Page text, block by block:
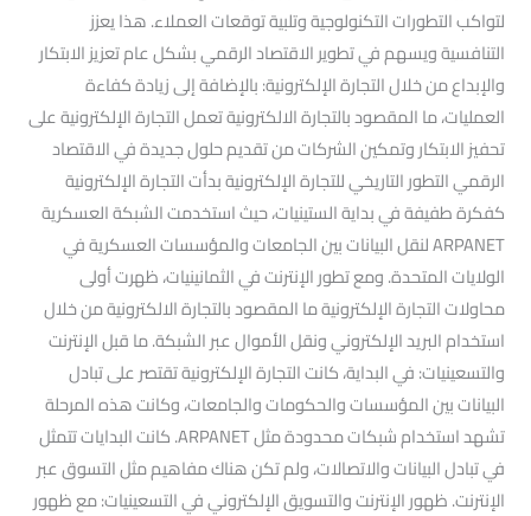
لتواكب التطورات التكنولوجية وتلبية توقعات العملاء. هذا يعزز
التنافسية ويسهم في تطوير الاقتصاد الرقمي بشكل عام تعزيز الابتكار
والإبداع من خلال التجارة الإلكترونية: بالإضافة إلى زيادة كفاءة
العمليات، ما المقصود بالتجارة الالكترونية تعمل التجارة الإلكترونية على
تحفيز الابتكار وتمكين الشركات من تقديم حلول جديدة في الاقتصاد
الرقمي التطور التاريخي للتجارة الإلكترونية بدأت التجارة الإلكترونية
كفكرة طفيفة في بداية الستينيات، حيث استخدمت الشبكة العسكرية
ARPANET لنقل البيانات بين الجامعات والمؤسسات العسكرية في
الولايات المتحدة. ومع تطور الإنترنت في الثمانينيات، ظهرت أولى
محاولات التجارة الإلكترونية ما المقصود بالتجارة الالكترونية من خلال
استخدام البريد الإلكتروني ونقل الأموال عبر الشبكة. ما قبل الإنترنت
والتسعينيات: في البداية، كانت التجارة الإلكترونية تقتصر على تبادل
البيانات بين المؤسسات والحكومات والجامعات، وكانت هذه المرحلة
تشهد استخدام شبكات محدودة مثل ARPANET. كانت البدايات تتمثل
في تبادل البيانات والاتصالات، ولم تكن هناك مفاهيم مثل التسوق عبر
الإنترنت. ظهور الإنترنت والتسويق الإلكتروني في التسعينيات: مع ظهور